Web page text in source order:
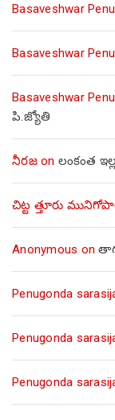
Basaveshwar
Basaveshwar
Basaveshwar
పి.జ్యోతి
నీరజon లంకంత
చిట్ట త్తూరు
Anonymous on
Penugonda
Penugonda
Penugonda